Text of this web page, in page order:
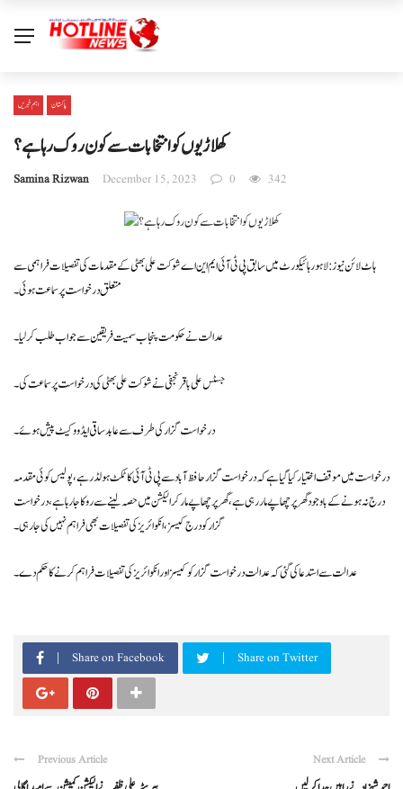
اہم خبریں پاکستان
کھلاڑیوں کو انتخابات سے کون روک رہا ہے ؟
Samina Rizwan December 15, 2023 0 342
ہاٹ لائن نیوز : لاہور ہائیکورٹ میں سابق پی ٹی آئی ایم این اے شوکت علی بھٹی کے مقدمات کی تفصیلات فراہمی سے
متعلق درخواست پر سماعت ہوئی ۔
عدالت نے حکومت پنجاب سمیت فریقین سے جواب طلب کرلیا ۔
جسٹس علی باقر نجفی نے شوکت علی بھٹی کی درخواست پر سماعت کی ۔
درخواست گزار کی طرف سے عابد ساقی ایڈووکیٹ پیش ہوئے ۔
درخواست میں موقف اختیار کیا گیا ہے کہ درخواست گزار حافظ آباد سے پی ٹی آئی کا ٹکٹ ہولڈر ہے ،پولیس کوئی مقدمہ
درج نہ ہونے کے باوجود گھر پر چھاپے مار رہی ہے ،گھر پر چھاپے مار کر الیکشن میں حصہ لینے سے روکا جارہاہے ، درخواست
گزار کو درج کیسز، انکوائریز کی تفصیلات بھی فراہم نہیں کی جا رہی ۔
عدالت سے استدعا کی گئی کہ عدالت درخواست گزار کو کیسز اور انکوائریز کی تفصیلات فراہم کرنے کا حکم دے ۔
Share on Facebook Share on Twitter
Previous Article Next Article